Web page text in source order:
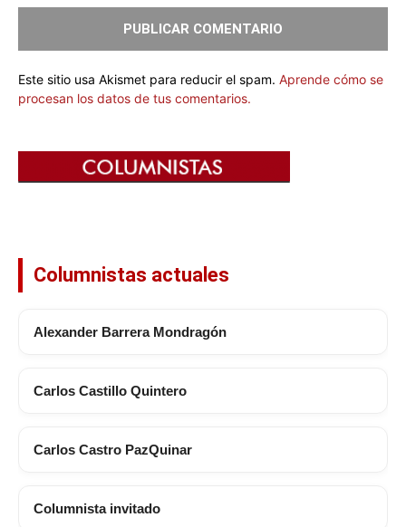
Este sitio usa Akismet para reducir el spam. Aprende cómo se
procesan los datos de tus comentarios.
Columnistas actuales
Alexander Barrera Mondragón
Carlos Castillo Quintero
Carlos Castro PazQuinar
Columnista invitado